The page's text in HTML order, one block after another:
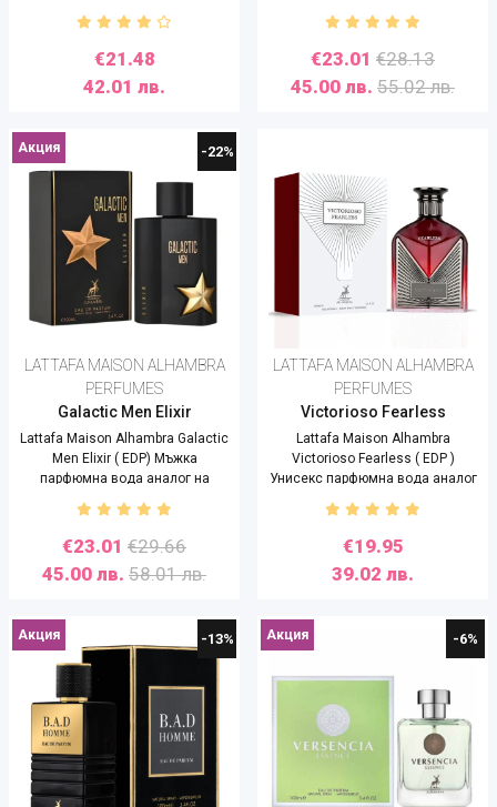
Opium Over Red - 100 ml
€21.48
42.01 лв.
€23.01 €28.13
45.00 лв. 55.02 лв.
-22%
Акция
LATTAFA MAISON ALHAMBRA
PERFUMES
Galactic Men Elixir
Lattafa Maison Alhambra Galactic
Men Elixir ( EDP) Мъжка
парфюмна вода аналог на
Muger A*Man Pure Malt Creation -
100 ml
€23.01 €29.66
45.00 лв. 58.01 лв.
LATTAFA MAISON ALHAMBRA
PERFUMES
Victorioso Fearless
Lattafa Maison Alhambra
Victorioso Fearless ( EDP )
Унисекс парфюмна вода аналог
на Parfums De Marly Althaïr - 100
ml
€19.95
39.02 лв.
-13%
Акция -6%
Акция